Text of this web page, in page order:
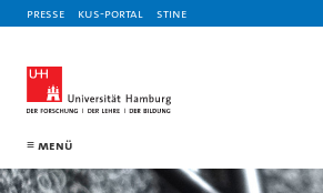
Presse KUS-Portal STiNE
Menü